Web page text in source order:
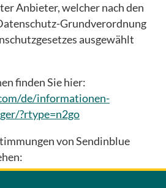
Anbieter, welcher nach den
Grundverordnung
ausgewählt
finden Sie hier:
de/informationen-
?rtype=n2go
von Sendinblue
de/legal/privacypolicy/